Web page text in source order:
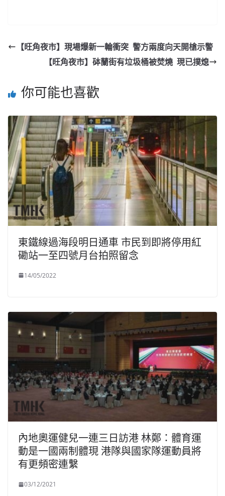
【旺角夜市】現場爆新一輪衝突 警方兩度向天開槍示警
【旺角夜市】砵蘭街有垃圾桶被焚燒 現已撲熄
你可能也喜歡
東鐵線過海段明日通車 市民到即將停用紅
磡站一至四號月台拍照留念
14/05/2022
內地奧運健兒一連三日訪港 林鄭：體育運
動是一國兩制體現 港隊與國家隊運動員將
有更頻密連繫
03/12/2021